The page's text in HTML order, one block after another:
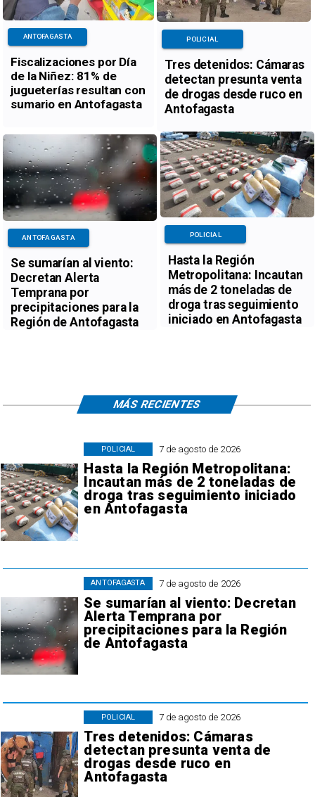
Fiscalizaciones por Día
de la Niñez: 81% de
jugueterías resultan con
sumario en Antofagasta
ANTOFAGASTA
Tres detenidos: Cámaras
detectan presunta venta
de drogas desde ruco en
Antofagasta
POLICIAL
Se sumarían al viento:
Decretan Alerta
Temprana por
precipitaciones para la
Región de Antofagasta
ANTOFAGASTA
Hasta la Región
Metropolitana: Incautan
más de 2 toneladas de
droga tras seguimiento
iniciado en Antofagasta
POLICIAL
7 de agosto de 2026
Hasta la Región Metropolitana:
Incautan más de 2 toneladas de
droga tras seguimiento iniciado
en Antofagasta
POLICIAL
7 de agosto de 2026
Se sumarían al viento: Decretan
Alerta Temprana por
precipitaciones para la Región
de Antofagasta
ANTOFAGASTA
7 de agosto de 2026
Tres detenidos: Cámaras
detectan presunta venta de
drogas desde ruco en
Antofagasta
POLICIAL
MÁS RECIENTES